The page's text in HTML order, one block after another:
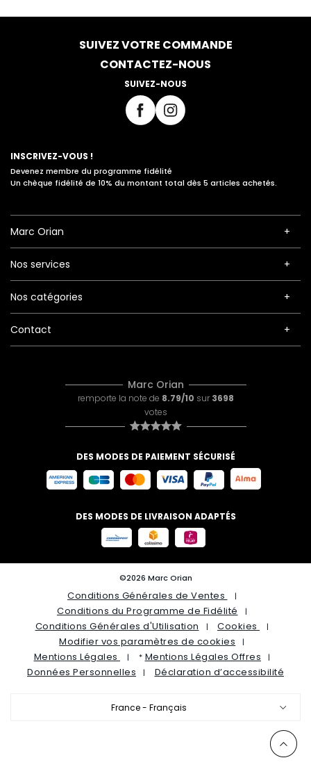
SUIVEZ VOTRE COMMANDE
CONTACTEZ-NOUS
SUIVEZ-NOUS
INSCRIVEZ-VOUS !
Devenez membre du programme fidélité
Un chèque fidélité de 10% du montant total dès 5 articles achetés.
Marc Orian
Nos services
Nos catégories
Contact
Marc Orian
remporte la note de 8.79/10 sur 3698
votes
DES MODES DE PAIEMENT SÉCURISÉ
DES MODES DE LIVRAISON ADAPTÉS
©2026 Marc Orian
Conditions Générales de Ventes
Conditions du Programme de Fidélité
Conditions Générales d'Utilisation
Cookies
Modifier vos paramètres de cookies
Mentions Légales
* Mentions Légales Offres
Données Personnelles
Déclaration d’accessibilité
France - Français